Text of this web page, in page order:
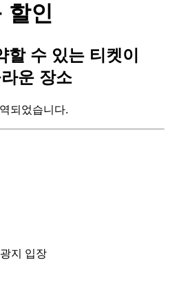
할인
수 있는 티켓이
운 장소
되었습니다.
지 입장